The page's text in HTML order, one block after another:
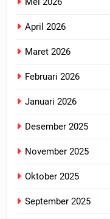
April 2026
Maret 2026
Februari 2026
Januari 2026
Desember 2025
November 2025
Oktober 2025
September 2025